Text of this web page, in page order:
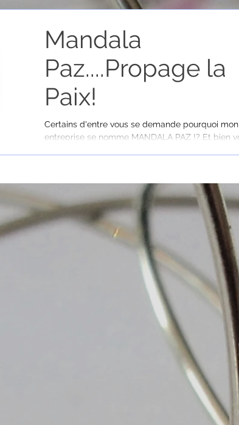
Mandala
Paz....Propage la
Paix!
Certains d'entre vous se demande pourquoi mon
entreprise se nomme MANDALA PAZ !? Et bien voici